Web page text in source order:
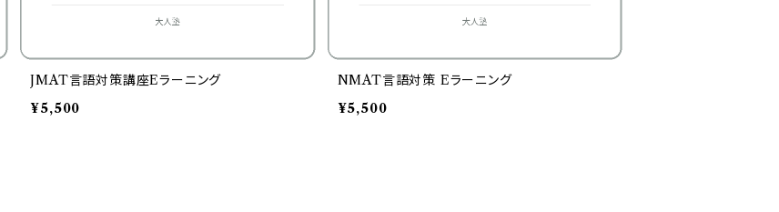
JMAT言語対策講座Eラーニング
¥5,500
NMAT言語対策 Eラーニング
¥5,500